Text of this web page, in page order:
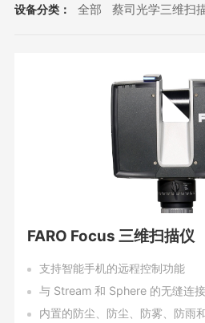
设备分类： 全部 蔡司光学三维扫
GoSLAM 移动三维扫
FARO Focus 三维扫描仪
支持智能手机的远程控制功能
与 Stream 和 Sphere 的无缝连接
内置的防尘、防尘、防雾、防雨